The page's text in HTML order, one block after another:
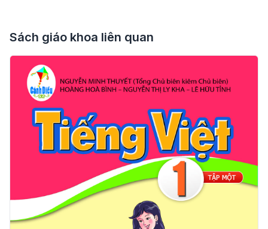
Sách giáo khoa liên quan